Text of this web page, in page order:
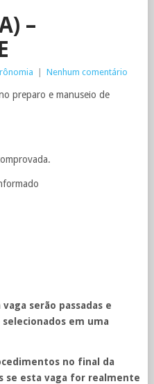
–
Nenhum comentário
preparo e manuseio de
serão passadas e
em uma
no final da
se esta vaga for realmente